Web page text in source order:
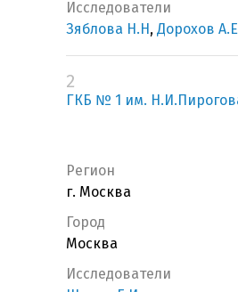
Исследователи
Зяблова Н.Н , Дорохов А.Е
2
ГКБ № 1 им.
Регион
г. Москва
Город
Москва
Исследователи